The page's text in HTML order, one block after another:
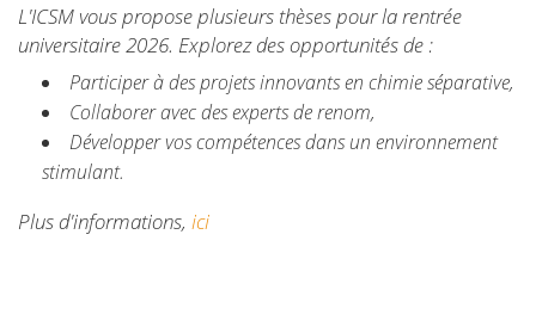
L'ICSM vous propose plusieurs thèses pour la rentrée
universitaire 2026. Explorez des opportunités de :
Participer à des projets innovants en chimie séparative,
Collaborer avec des experts de renom,
Développer vos compétences dans un environnement
stimulant.
Plus d'informations, ici